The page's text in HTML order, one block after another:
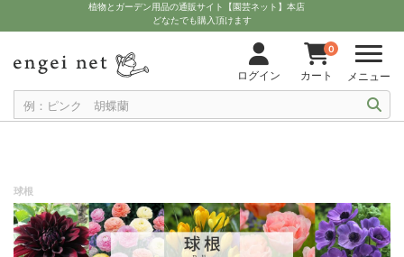
植物とガーデン用品の通販サイト【園芸ネット】本店
どなたでも購入頂けます
ログイン
0
カート メニュー
球根